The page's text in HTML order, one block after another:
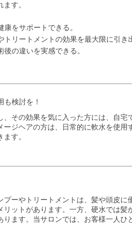
す。
康をサポートできる。
トリートメントの効果を最大限に引き
後の違いを実感できる。
も検討を！
、その効果を気に入った方には、自宅
ージヘアの方は、日常的に軟水を使用
す。
プーやトリートメントは、髪や頭皮
リットがあります。一方、硬水では髪
ります。当サロンでは、お客様一人